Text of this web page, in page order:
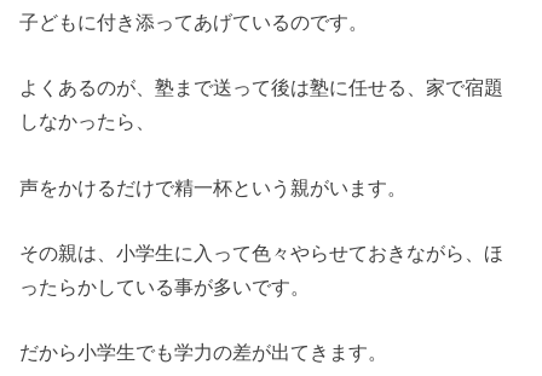
子どもに付き添ってあげているのです。
よくあるのが、塾まで送って後は塾に任せる、家で宿題
しなかったら、
声をかけるだけで精一杯という親がいます。
その親は、小学生に入って色々やらせておきながら、ほ
ったらかしている事が多いです。
だから小学生でも学力の差が出てきます。